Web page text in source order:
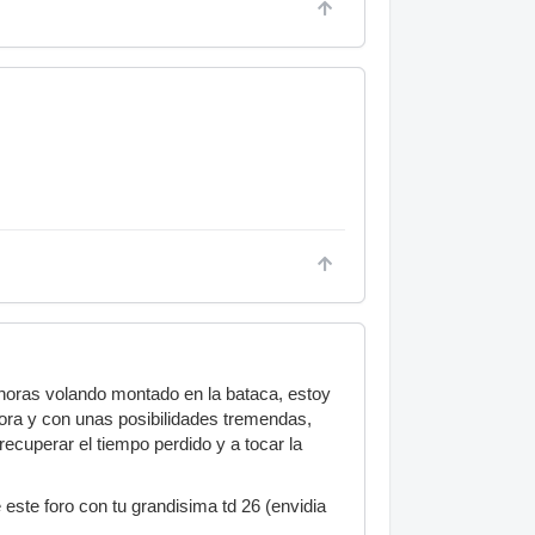
volando montado en la bataca, estoy
y con unas posibilidades tremendas,
el tiempo perdido y a tocar la
foro con tu grandisima td 26 (envidia